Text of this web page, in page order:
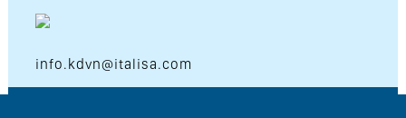
info.kdvn@italisa.com